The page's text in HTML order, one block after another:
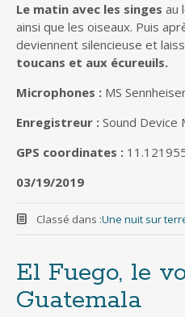
Le matin avec les singes au
ainsi que les oiseaux. Puis
deviennent silencieuse et
toucans et aux écureuils.
Microphones : MS
Enregistreur : Sound Device
GPS coordinates :
03/19/2019
Classé dans :Une nuit sur
El Fuego, le
Guatemala